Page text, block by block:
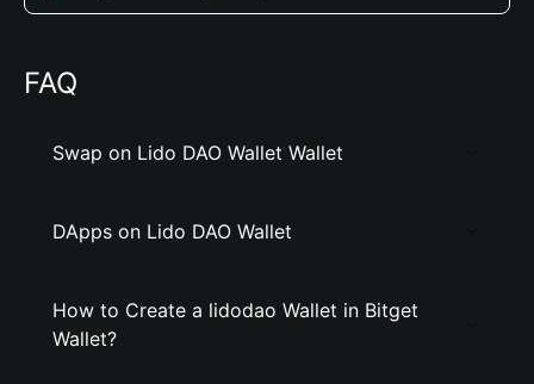
FAQ
Swap on Lido DAO Wallet Wallet
DApps on Lido DAO Wallet
How to Create a lidodao Wallet in Bitget
Wallet?